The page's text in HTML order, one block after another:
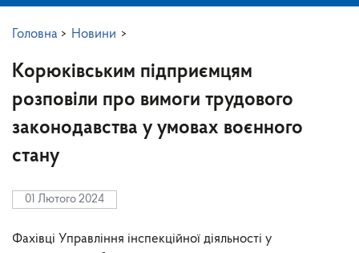
Головна > Новини >
Корюківським підприємцям
розповіли про вимоги трудового
законодавства у умовах воєнного
стану
01 Лютого 2024
Фахівці Управління інспекційної діяльності у